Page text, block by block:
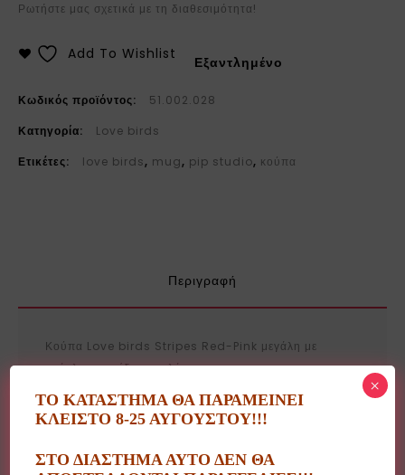
Ρωτήστε μας σχετικά με τη διαθεσιμότητα!
Εξαντλημένο
Add To Wishlist
Κωδικός προϊόντος:
51.002.028
Κατηγορία:
Love birds
Ετικέτες:
love birds, mug, pip studio, κούπα
Περιγραφή
Κούπα Love birds Stripes Red-Pink μεγάλη με
ανάγλυφο σχέδιο πουλάκι.
Pip studio: 51.002.028
ΤΟ ΚΑΤΑΣΤΗΜΑ ΘΑ ΠΑΡΑΜΕΙΝΕΙ
ΚΛΕΙΣΤΟ 8-25 ΑΥΓΟΥΣΤΟΥ!!!
ΣΤΟ ΔΙΑΣΤΗΜΑ ΑΥΤΟ ΔΕΝ ΘΑ
×